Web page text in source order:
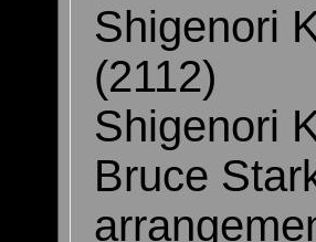
Shigenori
(2112)
Shigenori
Bruce